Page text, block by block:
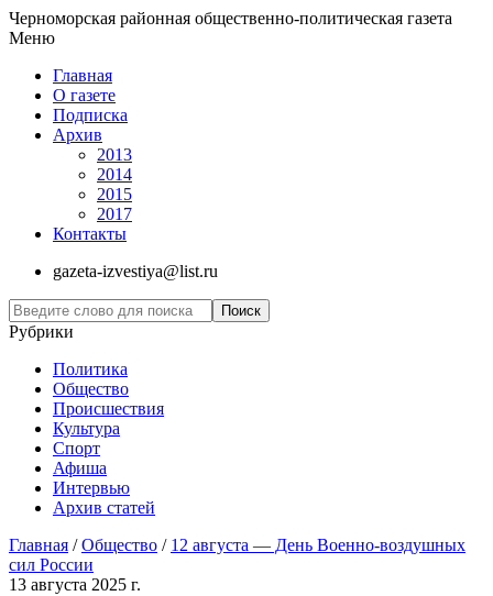
Черноморская районная общественно-политическая газета
Меню
Главная
О газете
Подписка
Архив
2013
2014
2015
2017
Контакты
gazeta-izvestiya@list.ru
Рубрики
Политика
Общество
Проиcшествия
Культура
Спорт
Афиша
Интервью
Архив статей
Главная /Общество / 12 августа — День Военно-воздушных
сил России
13 августа 2025 г.